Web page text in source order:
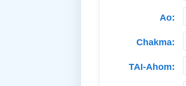
Ao:
Chakma:
TAI-Ahom: